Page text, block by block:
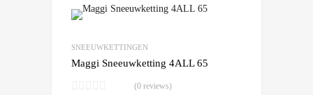
SNEEUWKETTINGEN
Maggi Sneeuwketting 4ALL 65
(0 reviews)